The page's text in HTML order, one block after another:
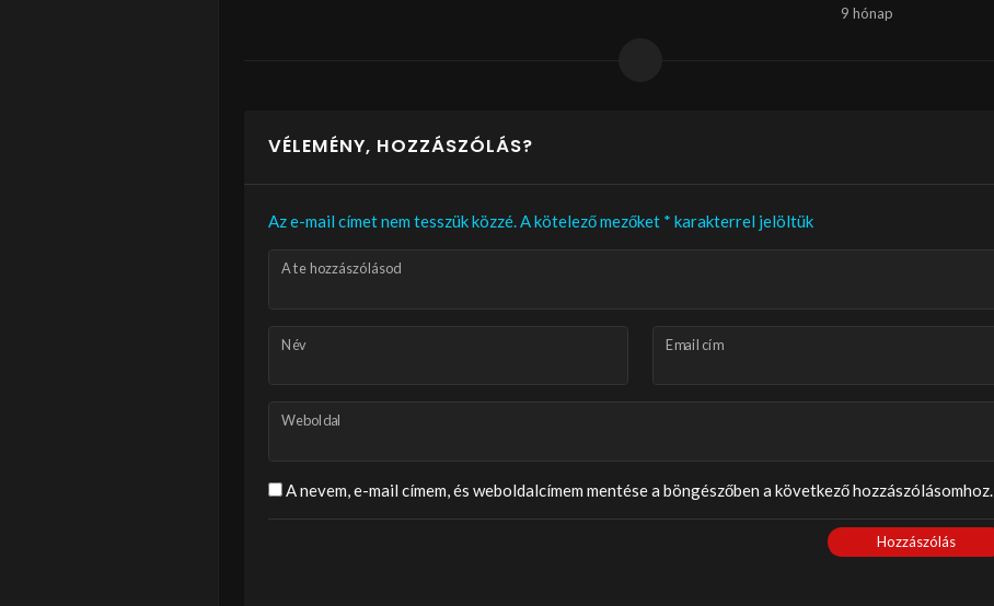
9 hónap
VÉLEMÉNY, HOZZÁSZÓLÁS?
Az e-mail címet nem tesszük közzé.A kötelező mezőket * karakterrel jelöltük
A te hozzászólásod
Név Email cím
Weboldal
A nevem, e-mail címem, és weboldalcímem mentése a böngészőben a következő hozzászólásomhoz.
Hozzászólás